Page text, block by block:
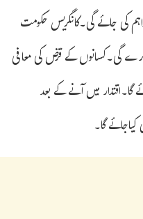
کی جائے گی۔کانگریس حکومت
کرے گی۔کسانوں کے قرض کی معافی
دیاجائے گا۔اقتدار میں آنے کے بعد
گا۔